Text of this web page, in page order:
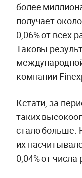
более
получает
0,06% от всех
Таковы
компании
Кстати, за
таких
стало больше.
их
0,04% от